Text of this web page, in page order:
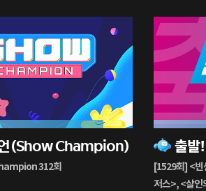
(Show Champion)
312회
[1529회] <
저스>, <살인
71%
재
생
중